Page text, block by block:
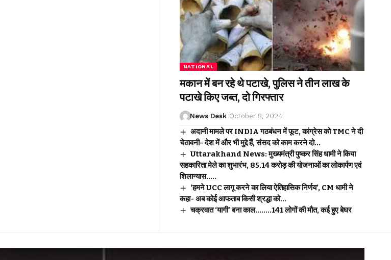
NATIONAL
मकान में बन रहे थे पटाखे, पुलिस ने तीन लाख के
पटाखे किए जब्त, दो गिरफ्तार
News Desk October 8, 2024
अदानी मामले पर INDIA गठबंधन में फूट, कांग्रेस को TMC ने दी
चेतावनी- देश में और भी मुद्दे हैं, संसद को काम करने दो…
Uttarakhand News: मुख्यमंत्री पुष्कर सिंह धामी ने किया
सहकारिता मेले का शुभारंभ, ₹85.14 करोड़ की योजनाओं का लोकार्पण एवं
शिलान्यास…..
‘हमने UCC लागू करने का लिया ऐतिहासिक निर्णय’, CM धामी ने
कहा- अब कोई आफताब किसी श्रद्धा को…
चक्रवात ‘यागी’ बना काल……..141 लोगों की मौत, कई हुए बेघर